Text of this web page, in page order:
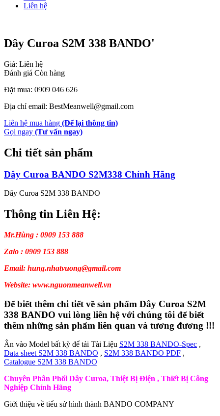
Liên hệ
Dây Curoa S2M 338 BANDO'
Giá: Liên hệ
Đánh giá Còn hàng
Đặt mua: 0909 046 626
Địa chỉ email: BestMeanwell@gmail.com
Liên hệ mua hàng (Để lại thông tin)
Gọi ngay (Tư vấn ngay)
Chi tiết sản phẩm
Dây Curoa BANDO S2M338 Chính Hãng
Dây Curoa S2M 338 BANDO
Thông tin Liên Hệ:
Mr.Hùng : 0909 153 888
Zalo : 0909 153 888
Email: hung.nhatvuong@gmail.com
Website: www.nguonmeanwell.vn
Để biết thêm chi tiết về sản phẩm Dây Curoa S2M
338 BANDO vui lòng liên hệ với chúng tôi để biết
thêm những sản phẩm liên quan và tương đương !!!
Ân vào Model bất kỳ để tải Tài Liệu S2M 338 BANDO-Spec ,
Data sheet S2M 338 BANDO , S2M 338 BANDO PDF ,
Catalogue S2M 338 BANDO
Chuyên Phân Phối Dây Curoa, Thiệt Bị Điện , Thiết Bị Công
Nghiệp Chính Hãng
Giới thiệu về tiểu sử hình thành BANDO COMPANY